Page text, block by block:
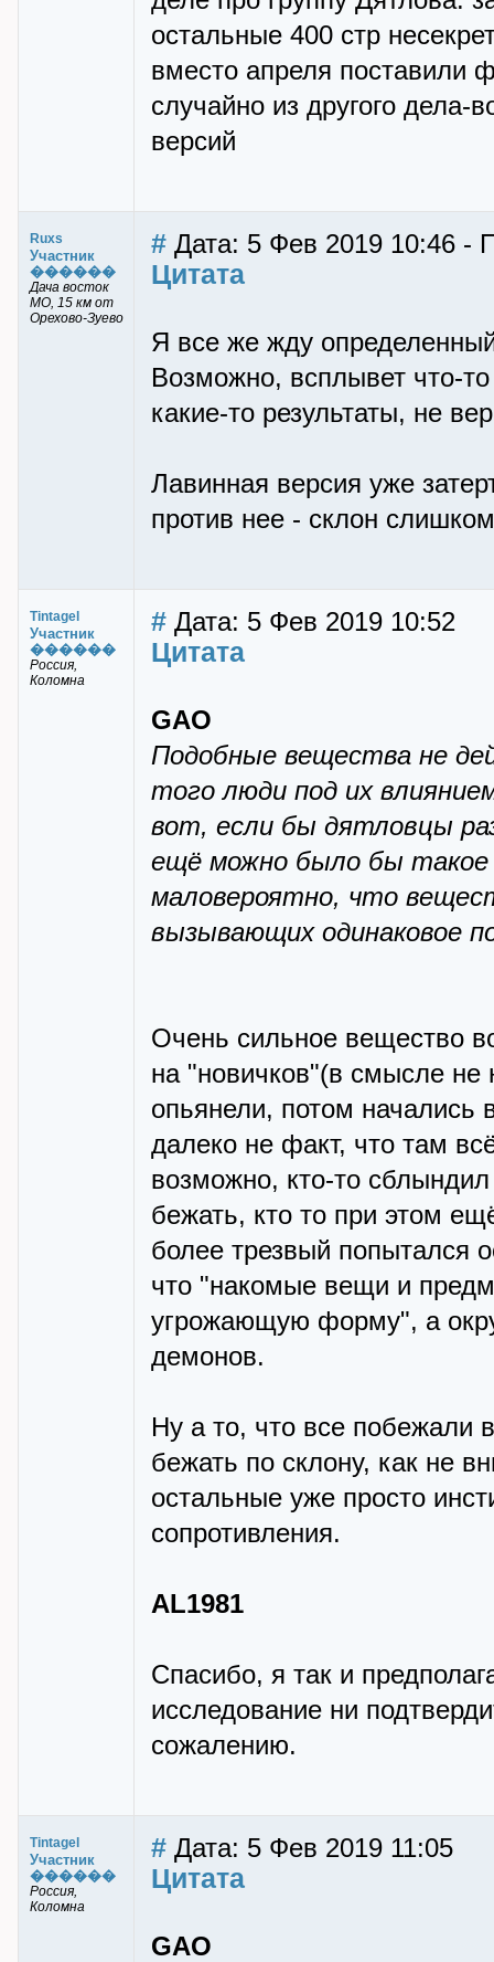
остальные 400 стр
вместо апреля поставили
случайно из другого дела-
версий
Ruxs
Участник
������
Дача восток
МО, 15 км от
Орехово-Зуево
# Дата: 5 Фев 2019 10:46 -
Цитата
Я все же жду
Возможно, всплывет что-
какие-то результаты, не
Лавинная версия уже
против нее - склон
Tintagel
Участник
������
Россия,
Коломна
# Дата: 5 Фев 2019 10:52
Цитата
GAO
Подобные вещества не
того люди под их
вот, если бы дятловцы
ещё можно было бы такое
маловероятно, что
вызывающих одинаковое
Очень сильное вещество
на "новичков"(в смысле не
опьянели, потом начались
далеко не факт, что там
возможно, кто-то
бежать, кто то при этом
более трезвый попытался
что "накомые вещи и
угрожающую форму", а
демонов.
Ну а то, что все побежали
бежать по склону, как не
остальные уже просто
сопротивления.
AL1981
Спасибо, я так и
исследование ни
сожалению.
Tintagel
Участник
������
Россия,
Коломна
# Дата: 5 Фев 2019 11:05
Цитата
GAO